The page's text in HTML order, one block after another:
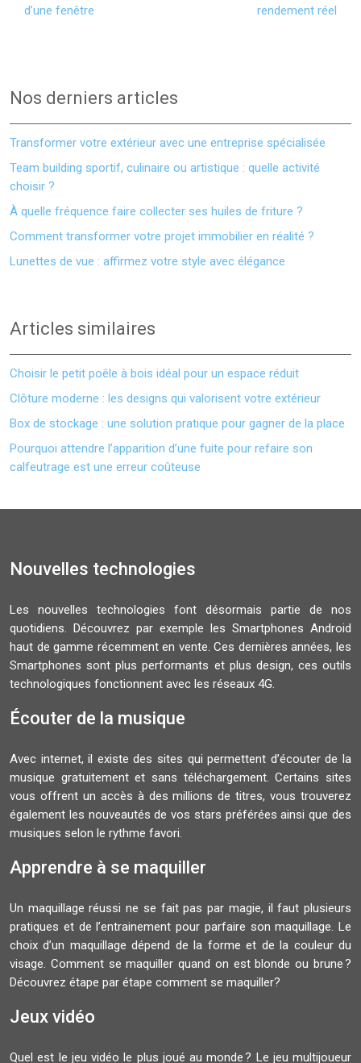
d’une fenêtre
rendement réel
Nos derniers articles
Transformer votre extérieur avec une entreprise spécialisée
Team building sportif, culinaire ou artistique : quelle activité
choisir ?
À quelle fréquence faire collecter ses huiles de friture ?
Comment transformer votre projet immobilier en réalité ?
Lunettes de vue : affirmez votre style avec élégance
Articles similaires
Choisir le petit poêle à bois idéal pour un espace réduit
Clôture moderne : les designs qui valorisent votre extérieur
Box de stockage : une solution pratique pour gagner de la place
Pourquoi attendre l’apparition d’une fuite pour refaire son
calfeutrage est une erreur coûteuse
Nouvelles technologies
Les nouvelles technologies font désormais partie de nos
quotidiens. Découvrez par exemple les Smartphones Android
haut de gamme récemment en vente. Ces dernières années, les
Smartphones sont plus performants et plus design, ces outils
technologiques fonctionnent avec les réseaux 4G.
Écouter de la musique
Avec internet, il existe des sites qui permettent d’écouter de la
musique gratuitement et sans téléchargement. Certains sites
vous offrent un accès à des millions de titres, vous trouverez
également les nouveautés de vos stars préférées ainsi que des
musiques selon le rythme favori.
Apprendre à se maquiller
Un maquillage réussi ne se fait pas par magie, il faut plusieurs
pratiques et de l’entrainement pour parfaire son maquillage. Le
choix d’un maquillage dépend de la forme et de la couleur du
visage. Comment se maquiller quand on est blonde ou brune ?
Découvrez étape par étape comment se maquiller?
Jeux vidéo
Quel est le jeu vidéo le plus joué au monde ? Le jeu multijoueur